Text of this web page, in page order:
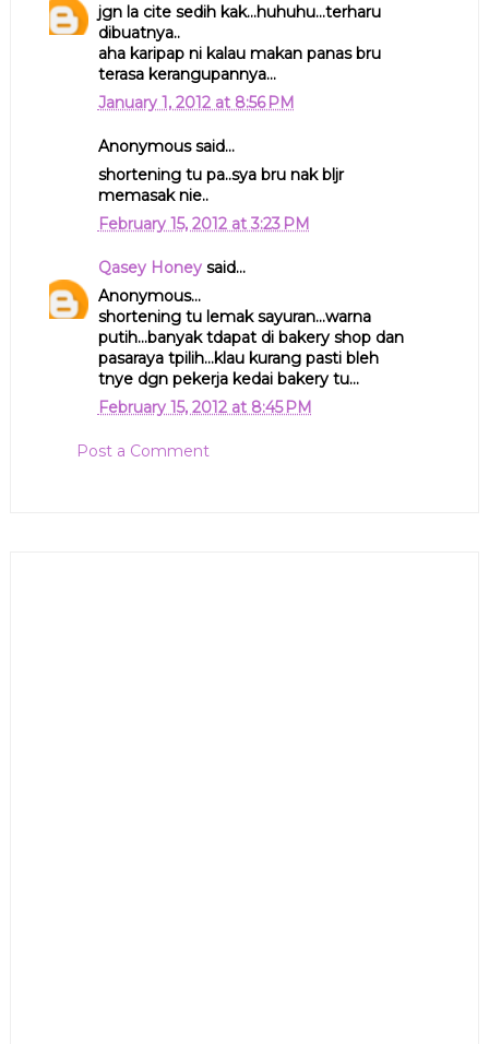
jgn la cite sedih kak...huhuhu...terharu
dibuatnya..
aha karipap ni kalau makan panas bru
terasa kerangupannya...
January 1, 2012 at 8:56 PM
Anonymous said...
shortening tu pa..sya bru nak bljr
memasak nie..
February 15, 2012 at 3:23 PM
Qasey Honeysaid...
Anonymous...
shortening tu lemak sayuran...warna
putih...banyak tdapat di bakery shop dan
pasaraya tpilih...klau kurang pasti bleh
tnye dgn pekerja kedai bakery tu...
February 15, 2012 at 8:45 PM
Post a Comment